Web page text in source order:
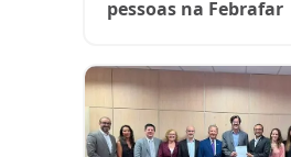
pessoas na Febrafar